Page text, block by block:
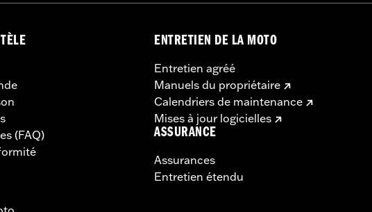
(FAQ)
ENTRETIEN DE LA MOTO
Entretien agréé
Manuels du propriétaire
Calendriers de maintenance
Mises à jour logicielles
ASSURANCE
Assurances
Entretien étendu